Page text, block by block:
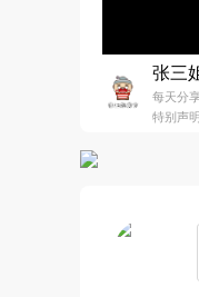
张三
每天分
特别声